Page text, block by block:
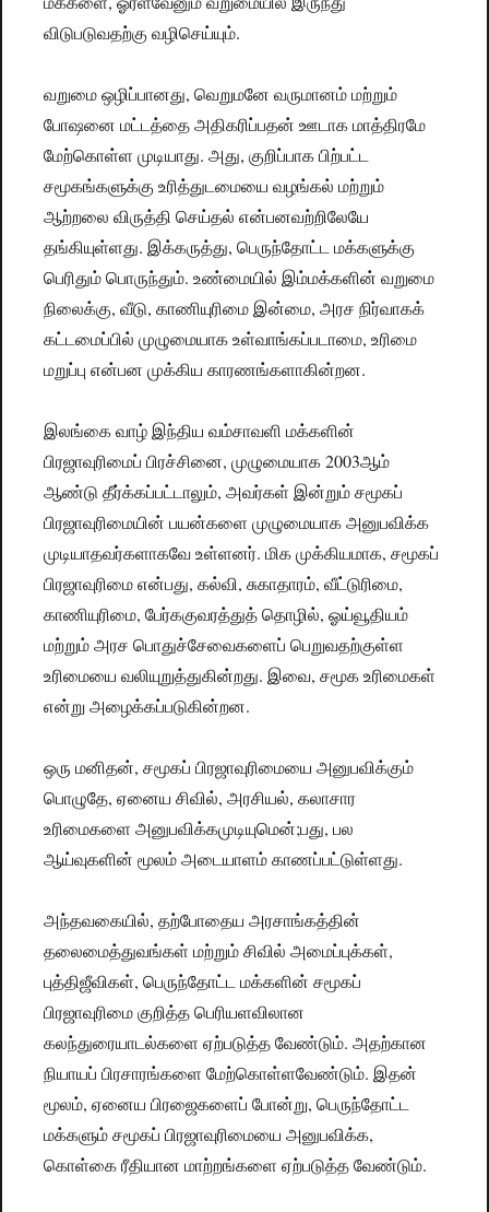
விடுபடுவதற்கு வழிசெய்யும்.
வறுமை ஒழிப்பானது, வெறுமனே வருமானம் மற்றும்
போஷனை மட்டத்தை அதிகரிப்பதன் ஊடாக மாத்திரமே
மேற்கொள்ள முடியாது. அது, குறிப்பாக பிற்பட்ட
சமூகங்களுக்கு உரித்துடமையை வழங்கல் மற்றும்
ஆற்றலை விருத்தி செய்தல் என்பனவற்றிலேயே
தங்கியுள்ளது. இக்கருத்து, பெருந்தோட்ட மக்களுக்கு
பெரிதும் பொருந்தும். உண்மையில் இம்மக்களின் வறுமை
நிலைக்கு, வீடு, காணியுரிமை இன்மை, அரச நிர்வாகக்
கட்டமைப்பில் முழுமையாக உள்வாங்கப்படாமை, உரிமை
மறுப்பு என்பன முக்கிய காரணங்களாகின்றன.
இலங்கை வாழ் இந்திய வம்சாவளி மக்களின்
பிரஜாவுரிமைப் பிரச்சினை, முழுமையாக 2003ஆம்
ஆண்டு தீர்க்கப்பட்டாலும், அவர்கள் இன்றும் சமூகப்
பிரஜாவுரிமையின் பயன்களை முழுமையாக அனுபவிக்க
முடியாதவர்களாகவே உள்ளனர். மிக முக்கியமாக, சமூகப்
பிரஜாவுரிமை என்பது, கல்வி, சுகாதாரம், வீட்டுரிமை,
காணியுரிமை, பேர்ககுவரத்துத் தொழில், ஓய்வூதியம்
மற்றும் அரச பொதுச்சேவைகளைப் பெறுவதற்குள்ள
உரிமையை வலியுறுத்துகின்றது. இவை, சமூக உரிமைகள்
என்று அழைக்கப்படுகின்றன.
ஒரு மனிதன், சமூகப் பிரஜாவுரிமையை அனுபவிக்கும்
பொழுதே, ஏனைய சிவில், அரசியல், கலாசார
உரிமைகளை அனுபவிக்கமுடியுமென்;பது, பல
ஆய்வுகளின் மூலம் அடையாளம் காணப்பட்டுள்ளது.
அந்தவகையில், தற்போதைய அரசாங்கத்தின்
தலைமைத்துவங்கள் மற்றும் சிவில் அமைப்புக்கள்,
புத்திஜீவிகள், பெருந்தோட்ட மக்களின் சமூகப்
பிரஜாவுரிமை குறித்த பெரியளவிலான
கலந்துரையாடல்களை ஏற்படுத்த வேண்டும். அதற்கான
நியாயப் பிரசாரங்களை மேற்கொள்ளவேண்டும். இதன்
மூலம், ஏனைய பிரஜைகளைப் போன்று, பெருந்தோட்ட
மக்களும் சமூகப் பிரஜாவுரிமையை அனுபவிக்க,
கொள்கை ரீதியான மாற்றங்களை ஏற்படுத்த வேண்டும்.